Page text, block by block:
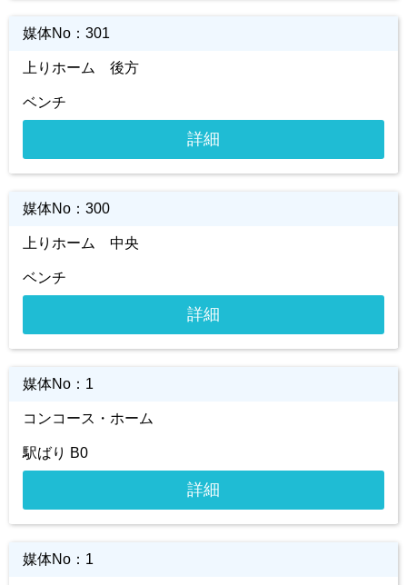
媒体No： 301
上りホーム 後方
ベンチ
詳細
媒体No： 300
上りホーム 中央
ベンチ
詳細
媒体No： 1
コンコース・ホーム
駅ばり B0
詳細
媒体No： 1